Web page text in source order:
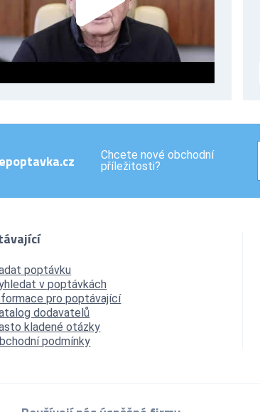
Chcete nové obchodní
příležitosti?
poptávku
v poptávkách
pro poptávající
dodavatelů
kladené otázky
podmínky